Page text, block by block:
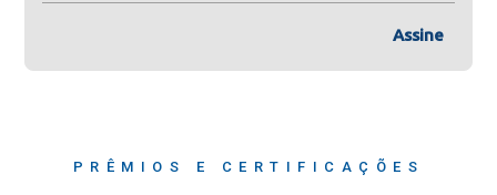
Assine
PRÊMIOS E CERTIFICAÇÕES